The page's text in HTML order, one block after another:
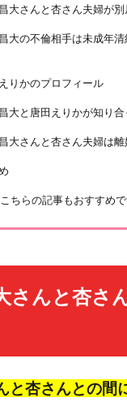
大さんと杏さん夫婦が別
大の不倫相手は未成年
りかのプロフィール
大と唐田えりかが知り
大さんと杏さん夫婦は離
こちらの記事もおすすめ
さんと杏さ
と杏さんとの間